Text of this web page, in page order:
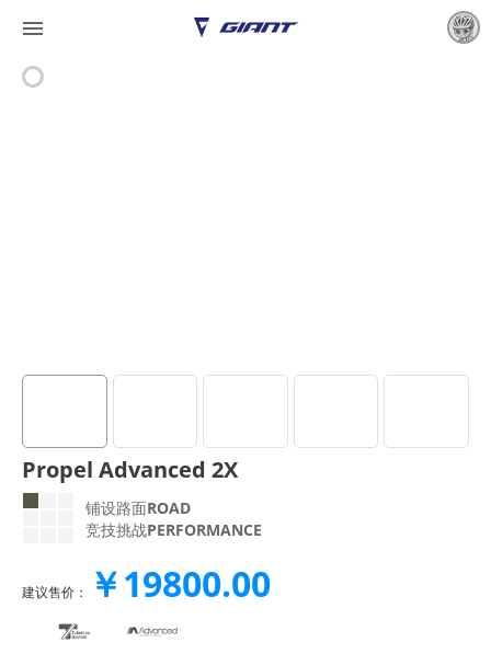

Propel Advanced 2X
铺设路面ROAD
竞技挑战PERFORMANCE
建议售价： ￥19800.00